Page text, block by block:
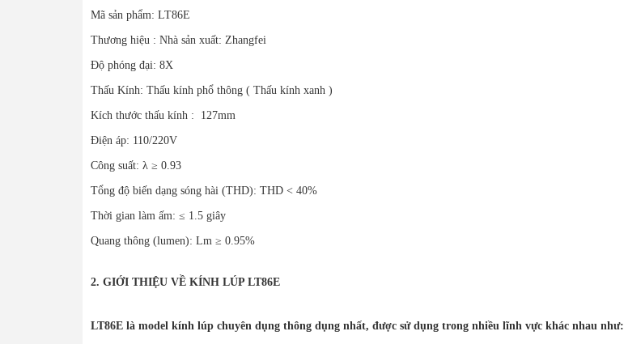
Mã sản phẩm: LT86E
Thương hiệu : Nhà sản xuất: Zhangfei
Độ phóng đại: 8X
Thấu Kính: Thấu kính phổ thông ( Thấu kính xanh )
Kích thước thấu kính : 127mm
Điện áp: 110/220V
Công suất: λ ≥ 0.93
Tổng độ biến dạng sóng hài (THD): THD < 40%
Thời gian làm ấm: ≤ 1.5 giây
Quang thông (lumen): Lm ≥ 0.95%
2. GIỚI THIỆU VỀ KÍNH LÚP LT86E
LT86E là model kính lúp chuyên dụng thông dụng nhất, được sử dụng trong nhiều lĩnh vực khác nhau như: